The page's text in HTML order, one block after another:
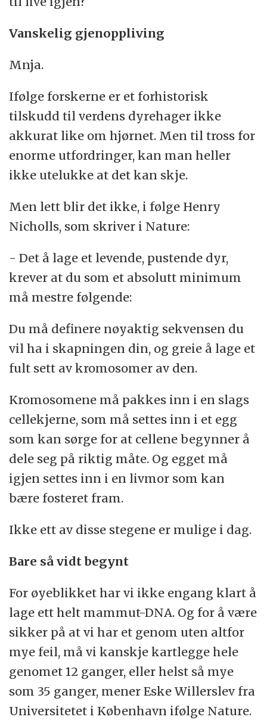
Vanskelig gjenoppliving
Mnja.
Ifølge forskerne er et forhistorisk
tilskudd til verdens dyrehager ikke
akkurat like om hjørnet. Men til tross for
enorme utfordringer, kan man heller
ikke utelukke at det kan skje.
Men lett blir det ikke, i følge Henry
Nicholls, som skriver i Nature:
- Det å lage et levende, pustende dyr,
krever at du som et absolutt minimum
må mestre følgende:
Du må definere nøyaktig sekvensen du
vil ha i skapningen din, og greie å lage et
fult sett av kromosomer av den.
Kromosomene må pakkes inn i en slags
cellekjerne, som må settes inn i et egg
som kan sørge for at cellene begynner å
dele seg på riktig måte. Og egget må
igjen settes inn i en livmor som kan
bære fosteret fram.
Ikke ett av disse stegene er mulige i dag.
Bare så vidt begynt
For øyeblikket har vi ikke engang klart å
lage ett helt mammut-DNA. Og for å være
sikker på at vi har et genom uten altfor
mye feil, må vi kanskje kartlegge hele
genomet 12 ganger, eller helst så mye
som 35 ganger, mener Eske Willerslev fra
Universitetet i København ifølge Nature.